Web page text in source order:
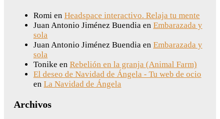
Romi en Headspace interactivo. Relaja tu mente
Juan Antonio Jiménez Buendia en Embarazada y
sola
Juan Antonio Jiménez Buendia en Embarazada y
sola
Tonike en Rebelión en la granja (Animal Farm)
El deseo de Navidad de Ángela - Tu web de ocio
en La Navidad de Ángela
Archivos